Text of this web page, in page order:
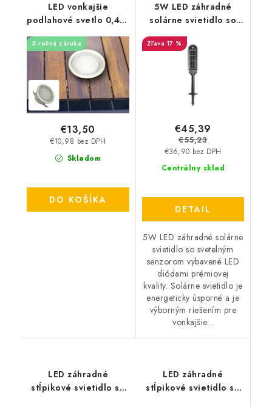
LED vonkajšie
podlahové svetlo 0,4W
/ IP67 FL104 / 4000K -
LFL123
3 ročná záruka
Skladom
€10,98 bez DPH
€13,50
DO KOŠÍKA
5W LED záhradné
solárne svietidlo so
svetelným senzorom -
400lm - čierne
17 %
Centrálny sklad
€36,90 bez DPH
€45,39
€55,23
DETAIL
5W LED záhradné solárne
svietidlo so svetelným
senzorom vybavené LED
diódami prémiovej
kvality. Solárne svietidlo je
energeticky úsporné a je
výborným riešením pre
vonkajšie...
LED záhradné
stĺpikové svietidlo so
LED záhradné
stĺpikové svietidlo so